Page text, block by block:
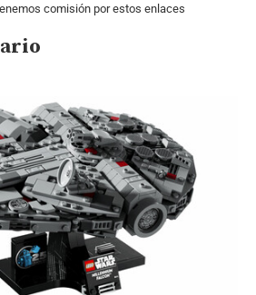
comisión por estos enlaces